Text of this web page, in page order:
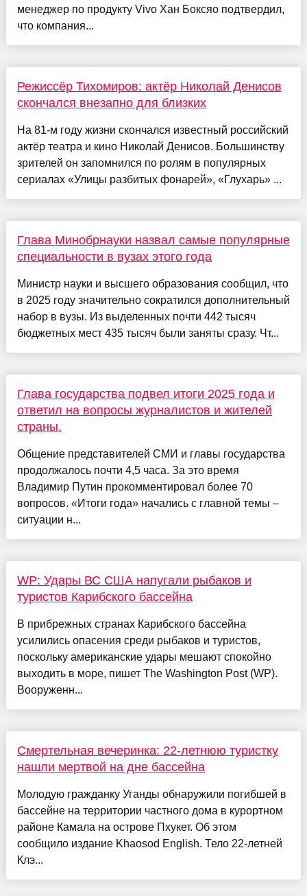
менеджер по продукту Vivo Хан Боксяо подтвердил,
что компания...
Режиссёр Тихомиров: актёр Николай Денисов
скончался внезапно для близких
На 81-м году жизни скончался известный российский
актёр театра и кино Николай Денисов. Большинству
зрителей он запомнился по ролям в популярных
сериалах «Улицы разбитых фонарей», «Глухарь» ...
Глава Минобрнауки назвал самые популярные
специальности в вузах этого года
Министр науки и высшего образования сообщил, что
в 2025 году значительно сократился дополнительный
набор в вузы. Из выделенных почти 442 тысяч
бюджетных мест 435 тысяч были заняты сразу. Чт...
Глава государства подвел итоги 2025 года и
ответил на вопросы журналистов и жителей
страны.
Общение представителей СМИ и главы государства
продолжалось почти 4,5 часа. За это время
Владимир Путин прокомментировал более 70
вопросов. «Итоги года» начались с главной темы –
ситуации н...
WP: Удары ВС США напугали рыбаков и
туристов Карибского бассейна
В прибрежных странах Карибского бассейна
усилились опасения среди рыбаков и туристов,
поскольку американские удары мешают спокойно
выходить в море, пишет The Washington Post (WP).
Вооруженн...
Смертельная вечеринка: 22-летнюю туристку
нашли мертвой на дне бассейна
Молодую гражданку Уганды обнаружили погибшей в
бассейне на территории частного дома в курортном
районе Камала на острове Пхукет. Об этом
сообщило издание Khaosod English. Тело 22-летней
Клэ...